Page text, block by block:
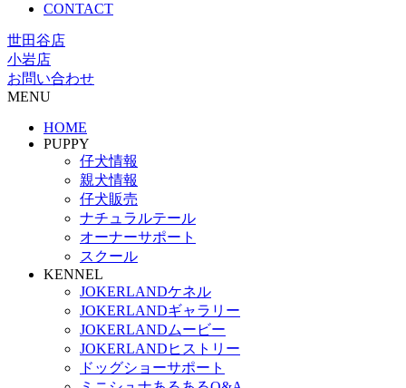
CONTACT
世田谷店
小岩店
お問い合わせ
MENU
HOME
PUPPY
仔犬情報
親犬情報
仔犬販売
ナチュラルテール
オーナーサポート
スクール
KENNEL
JOKERLANDケネル
JOKERLANDギャラリー
JOKERLANDムービー
JOKERLANDヒストリー
ドッグショーサポート